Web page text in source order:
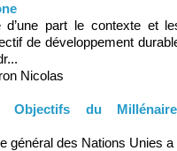
d’une part le contexte et
de développement
Nicolas
Objectifs du
général des Nations Unies